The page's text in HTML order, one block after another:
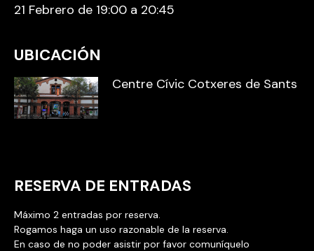
21 Febrero de 19:00 a 20:45
UBICACIÓN
Centre Cívic Cotxeres de Sants
RESERVA DE ENTRADAS
Máximo 2 entradas por reserva.
Rogamos haga un uso razonable de la reserva.
En caso de no poder asistir por favor comuníquelo